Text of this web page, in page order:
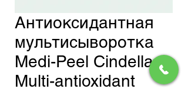
Антиоксидантная
мультисыворотка
Medi-Peel Cindella
Multi-antioxidant